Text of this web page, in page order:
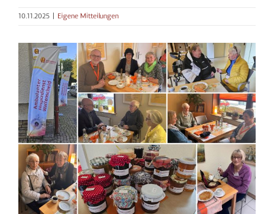
10.11.2025 Eigene Mitteilungen